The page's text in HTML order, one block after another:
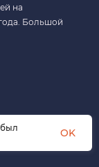
на
Большой
OK